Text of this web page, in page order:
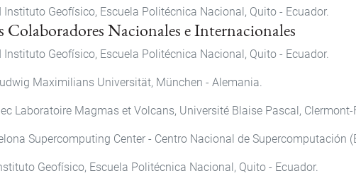
Instituto Geofísico, Escuela Politécnica Nacional, Quito - Ecuador.
Colaboradores Nacionales e Internacionales
Instituto Geofísico, Escuela Politécnica Nacional, Quito - Ecuador.
Maximilians Universität, München - Alemania.
Laboratoire Magmas et Volcans, Université Blaise Pascal,
Supercomputing Center - Centro Nacional de Supercomputación
Geofísico, Escuela Politécnica Nacional, Quito - Ecuador.